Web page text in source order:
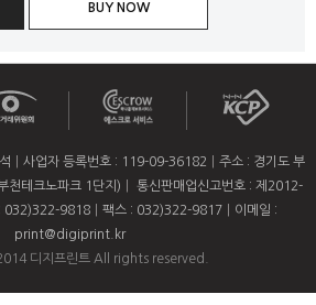
사업자 등록번호 : 119-09-36182
주소 : 경기도 부
천테크노파크 1단지)
통신판매업신고번호 : 제2012-
032)322-9818 팩스 : 032)322-9817
이메일 :
print@digiprint.kr
디지프린트 All rights reserved.